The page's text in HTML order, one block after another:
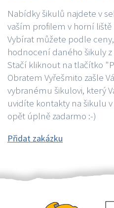
Nabídky šikulů najdete v
vaším profilem v horní
Vybírat můžete podle
hodnocení daného šikuly
Stačí kliknout na tlačítko
Obratem Vyřešmito zašle
vybranému šikulovi, který
uvidíte kontakty na šikulu v
opět úplně zadarmo :-)
Přidat zakázku